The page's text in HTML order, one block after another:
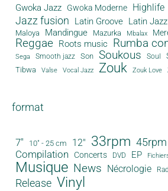
Gwoka Jazz Gwoka Moderne Highlife
Jazz fusion Latin Groove Latin Jazz
Maloya Mandingue Mazurka Mbalax
Reggae Roots music Rumba
Sega Smooth jazz Son Soukous Soul
Tibwa Valse Vocal Jazz Zouk Zouk Love
format
7" 10" - 25 cm 12" 33rpm 45rpm
Compilation Concerts DVD EP
Musique News Nécrologie
Release Vinyl